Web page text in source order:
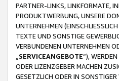
PARTNER-LINKS, LINKFORMATE,
PRODUKTWERBUNG, UNSERE
UNTERNEHMEN
TEXTE UND SONSTIGE
VERBUNDENEN UNTERNEHMEN
SERVICEANGEBOTE“),
ODER LIZENZGEBER MACHEN
GESETZLICH ODER IN